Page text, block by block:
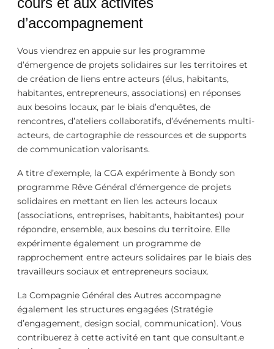
d’accompagnement
Vous viendrez en appuie sur les programme
d’émergence de projets solidaires sur les territoires et
de création de liens entre acteurs (élus, habitants,
habitantes, entrepreneurs, associations) en réponses
aux besoins locaux, par le biais d’enquêtes, de
rencontres, d’ateliers collaboratifs, d’événements multi-
acteurs, de cartographie de ressources et de supports
de communication valorisants.
A titre d’exemple, la CGA expérimente à Bondy son
programme Rêve Général d’émergence de projets
solidaires en mettant en lien les acteurs locaux
(associations, entreprises, habitants, habitantes) pour
répondre, ensemble, aux besoins du territoire. Elle
expérimente également un programme de
rapprochement entre acteurs solidaires par le biais des
travailleurs sociaux et entrepreneurs sociaux.
La Compagnie Général des Autres accompagne
également les structures engagées (Stratégie
d’engagement, design social, communication). Vous
contribuerez à cette activité en tant que consultant.e